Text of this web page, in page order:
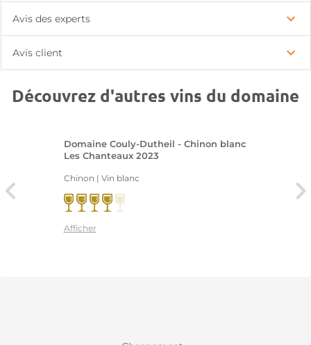
Avis des experts
Avis client
Découvrez d'autres vins du domaine
Domaine Couly-Dutheil - Chinon blanc
Les Chanteaux 2023
Chinon | Vin blanc
Afficher